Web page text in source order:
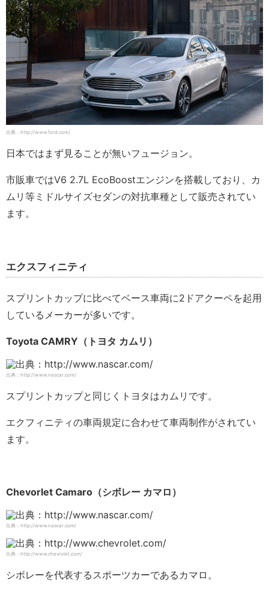
出典：http://www.ford.com/
日本ではまず見ることが無いフュージョン。
市販車ではV6 2.7L EcoBoostエンジンを搭載しており、カ
ムリ等ミドルサイズセダンの対抗車種として販売されてい
ます。
エクスフィニティ
スプリントカップに比べてベース車両に2ドアクーペを起用
しているメーカーが多いです。
Toyota CAMRY（トヨタ カムリ）
出典：http://www.nascar.com/
スプリントカップと同じくトヨタはカムリです。
エクフィニティの車両規定に合わせて車両制作がされてい
ます。
Chevorlet Camaro（シボレー カマロ）
出典：http://www.nascar.com/
出典：http://www.chevrolet.com/
シボレーを代表するスポーツカーであるカマロ。